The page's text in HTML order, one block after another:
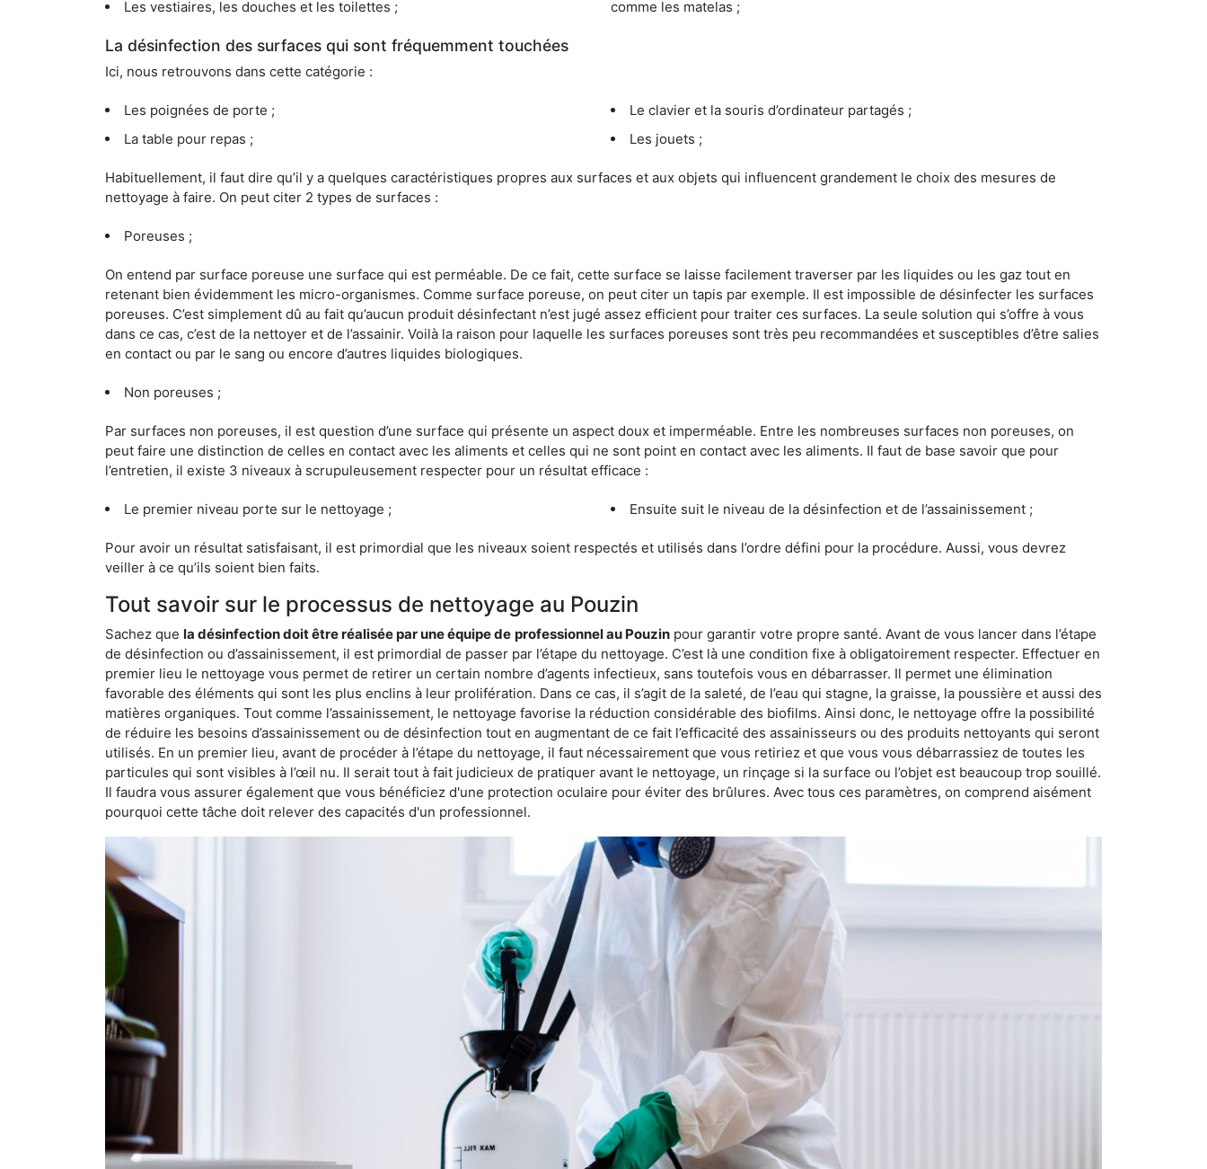
Les vestiaires, les douches et les toilettes ;
comme les matelas ;
La désinfection des surfaces qui sont fréquemment touchées
Ici, nous retrouvons dans cette catégorie :
Les poignées de porte ;
La table pour repas ;
Le clavier et la souris d’ordinateur partagés ;
Les jouets ;
Habituellement, il faut dire qu’il y a quelques caractéristiques propres aux surfaces et aux objets qui influencent grandement le choix des mesures de
nettoyage à faire. On peut citer 2 types de surfaces :
Poreuses ;
On entend par surface poreuse une surface qui est perméable. De ce fait, cette surface se laisse facilement traverser par les liquides ou les gaz tout en
retenant bien évidemment les micro-organismes. Comme surface poreuse, on peut citer un tapis par exemple. Il est impossible de désinfecter les surfaces
poreuses. C’est simplement dû au fait qu’aucun produit désinfectant n’est jugé assez efficient pour traiter ces surfaces. La seule solution qui s’offre à vous
dans ce cas, c’est de la nettoyer et de l’assainir. Voilà la raison pour laquelle les surfaces poreuses sont très peu recommandées et susceptibles d’être salies
en contact ou par le sang ou encore d’autres liquides biologiques.
Non poreuses ;
Par surfaces non poreuses, il est question d’une surface qui présente un aspect doux et imperméable. Entre les nombreuses surfaces non poreuses, on
peut faire une distinction de celles en contact avec les aliments et celles qui ne sont point en contact avec les aliments. Il faut de base savoir que pour
l’entretien, il existe 3 niveaux à scrupuleusement respecter pour un résultat efficace :
Le premier niveau porte sur le nettoyage ; Ensuite suit le niveau de la désinfection et de l’assainissement ;
Pour avoir un résultat satisfaisant, il est primordial que les niveaux soient respectés et utilisés dans l’ordre défini pour la procédure. Aussi, vous devrez
veiller à ce qu’ils soient bien faits.
Tout savoir sur le processus de nettoyage au Pouzin
Sachez que la désinfection doit être réalisée par une équipe de professionnel au Pouzin pour garantir votre propre santé. Avant de vous lancer dans l’étape
de désinfection ou d’assainissement, il est primordial de passer par l’étape du nettoyage. C’est là une condition fixe à obligatoirement respecter. Effectuer en
premier lieu le nettoyage vous permet de retirer un certain nombre d’agents infectieux, sans toutefois vous en débarrasser. Il permet une élimination
favorable des éléments qui sont les plus enclins à leur prolifération. Dans ce cas, il s’agit de la saleté, de l’eau qui stagne, la graisse, la poussière et aussi des
matières organiques. Tout comme l’assainissement, le nettoyage favorise la réduction considérable des biofilms. Ainsi donc, le nettoyage offre la possibilité
de réduire les besoins d’assainissement ou de désinfection tout en augmentant de ce fait l’efficacité des assainisseurs ou des produits nettoyants qui seront
utilisés. En un premier lieu, avant de procéder à l’étape du nettoyage, il faut nécessairement que vous retiriez et que vous vous débarrassiez de toutes les
particules qui sont visibles à l’œil nu. Il serait tout à fait judicieux de pratiquer avant le nettoyage, un rinçage si la surface ou l’objet est beaucoup trop souillé.
Il faudra vous assurer également que vous bénéficiez d'une protection oculaire pour éviter des brûlures. Avec tous ces paramètres, on comprend aisément
pourquoi cette tâche doit relever des capacités d'un professionnel.